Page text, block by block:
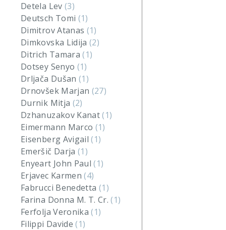
Detela Lev (3)
Deutsch Tomi (1)
Dimitrov Atanas (1)
Dimkovska Lidija(2)
Ditrich Tamara(1)
Dotsey Senyo (1)
Drljača Dušan(1)
Drnovšek Marjan (27)
Durnik Mitja (2)
Dzhanuzakov Kanat(1)
Eimermann Marco (1)
Eisenberg Avigail(1)
Emeršič Darja(1)
Enyeart John Paul(1)
Erjavec Karmen(4)
Fabrucci Benedetta (1)
Farina Donna M. T. Cr.(1)
Ferfolja Veronika(1)
Filippi Davide(1)